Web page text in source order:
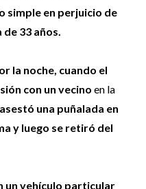
simple en perjuicio de
33 años.
la noche, cuando el
con un vecino en la
una puñalada en
y luego se retiró del
un vehículo particular